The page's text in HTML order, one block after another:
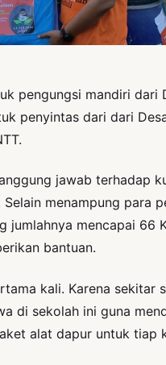
pengungsi mandiri
penyintas dari dari
jawab terhadap
menampung para
mencapai 66
bantuan.
kali. Karena
di sekolah ini guna
alat dapur untuk